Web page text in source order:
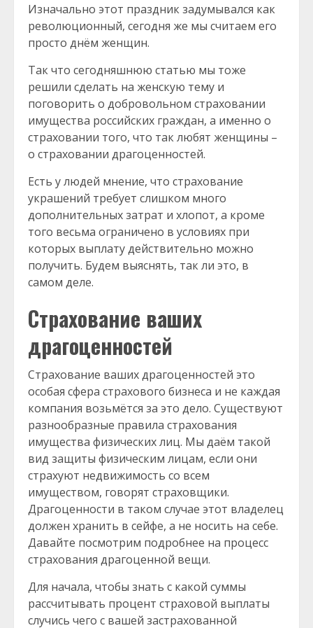
Изначально этот праздник задумывался как
революционный, сегодня же мы считаем его
просто днём женщин.
Так что сегодняшнюю статью мы тоже
решили сделать на женскую тему и
поговорить о добровольном страховании
имущества российских граждан, а именно о
страховании того, что так любят женщины –
о страховании драгоценностей.
Есть у людей мнение, что страхование
украшений требует слишком много
дополнительных затрат и хлопот, а кроме
того весьма ограничено в условиях при
которых выплату действительно можно
получить. Будем выяснять, так ли это, в
самом деле.
Страхование ваших
драгоценностей
Страхование ваших драгоценностей это
особая сфера страхового бизнеса и не каждая
компания возьмётся за это дело. Существуют
разнообразные правила страхования
имущества физических лиц. Мы даём такой
вид защиты физическим лицам, если они
страхуют недвижимость со всем
имуществом, говорят страховщики.
Драгоценности в таком случае этот владелец
должен хранить в сейфе, а не носить на себе.
Давайте посмотрим подробнее на процесс
страхования драгоценной вещи.
Для начала, чтобы знать с какой суммы
рассчитывать процент страховой выплаты
случись чего с вашей застрахованной